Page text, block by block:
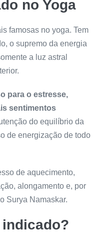
no Yoga
famosas no yoga. Tem
o supremo da energia
a luz astral
para o estresse,
sentimentos
do equilíbrio da
de energização de todo
de aquecimento,
alongamento e, por
Surya Namaskar.
indicado?